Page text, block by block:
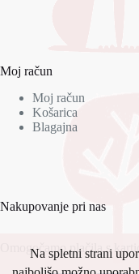
Moj račun
Moj račun
Košarica
Blagajna
Nakupovanje pri nas
Omogočamo plačila s
Na spletni strani